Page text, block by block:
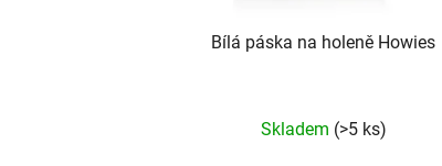
Bílá páska na holeně Howies
Skladem (>5 ks)